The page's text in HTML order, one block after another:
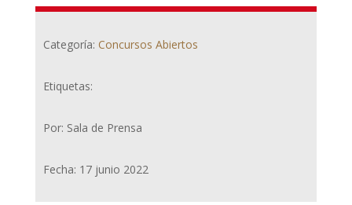
Categoría: Concursos Abiertos
Etiquetas:
Por: Sala de Prensa
Fecha: 17 junio 2022